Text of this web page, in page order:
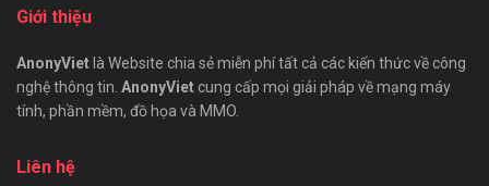
Giới thiệu
AnonyViet là Website chia sẻ miễn phí tất cả các kiến thức về công
nghệ thông tin. AnonyViet cung cấp mọi giải pháp về mạng máy
tính, phần mềm, đồ họa và MMO.
Liên hệ